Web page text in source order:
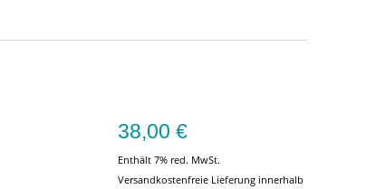
38,00 €
Enthält 7% red. MwSt.
Versandkostenfreie Lieferung innerhalb